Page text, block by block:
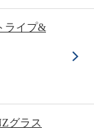
ライプ&
グラス